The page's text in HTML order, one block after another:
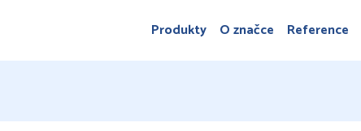
Produkty O značce Reference